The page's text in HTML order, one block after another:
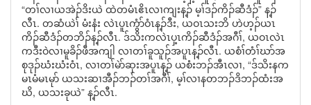
“တၢ်လၢယအဲၣ်ဒိးယဲ ထဲတမံၤဧိၤလၢကျးန့ၣ် မ့ၢ်ဒၣ်ကိၣ်ဆီဒံၣ်” န့ၣ်
လီၤ. တဆံယဲၢ် မံးနံး လဲၤပူၤကွံာ်ဝံၤန့ၣ်ဒီး, ယဝၤသးဘိ ဟဲဟ့ၣ်ယၤ
ကိၣ်ဆီဒံၣ်တဘိၣ်န့ၣ်လီၤ. ဒ်သိးကလဲၤပှ့ၤကိၣ်ဆီဒံၣ်အဂီၢ်, ယဝၤလဲၤ
ကဒီးဝဲလၢမူခိၣ်ဖီအကျါ လၢတၢ်ခူသူၣ်အပူၤန့ၣ်လီၤ. ယစံၢ်တံၢ်ဃာ်အ
စုဒုၣ်ဃံးဃံးဝံၤ, လၢတၢ်မဲာ်ဆှးအပူၤန့ၣ် ယစံးဘၣ်အီၤလၢ, “ဒ်သိးနက
မၤမံမၤမုာ် ယသးဆၢအီၣ်ဘၣ်တၢ်အဂီၢ်, မ့ၢ်လၢနတဘၣ်ဒိဘၣ်ထံးအ
ဃိ, ယသးခုယဲ” န့ၣ်လီၤ.